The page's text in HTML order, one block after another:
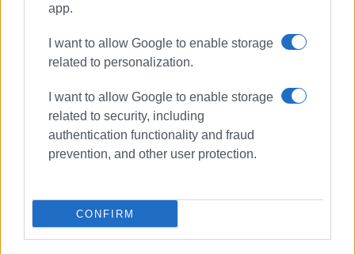
app.
I want to allow Google to enable storage
related to personalization.
I want to allow Google to enable storage
related to security, including
authentication functionality and fraud
prevention, and other user protection.
CONFIRM
Πολιτιστικός Σύλλογος Γουβιών